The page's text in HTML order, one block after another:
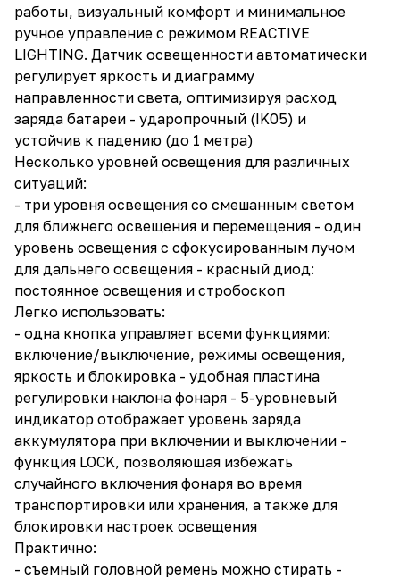
работы, визуальный комфорт и минимальное
ручное управление с режимом REACTIVE
LIGHTING. Датчик освещенности автоматически
регулирует яркость и диаграмму
направленности света, оптимизируя расход
заряда батареи - ударопрочный (IK05) и
устойчив к падению (до 1 метра)
Несколько уровней освещения для различных
ситуаций:
- три уровня освещения со смешанным светом
для ближнего освещения и перемещения - один
уровень освещения с сфокусированным лучом
для дальнего освещения - красный диод:
постоянное освещения и стробоскоп
Легко использовать:
- одна кнопка управляет всеми функциями:
включение/выключение, режимы освещения,
яркость и блокировка - удобная пластина
регулировки наклона фонаря - 5-уровневый
индикатор отображает уровень заряда
аккумулятора при включении и выключении -
функция LOCK, позволяющая избежать
случайного включения фонаря во время
транспортировки или хранения, а также для
блокировки настроек освещения
Практично:
- съемный головной ремень можно стирать -